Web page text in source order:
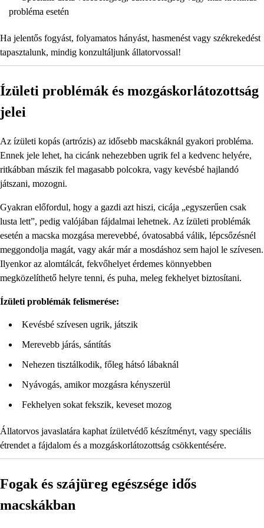
probléma esetén
Ha jelentős fogyást, folyamatos hányást, hasmenést vagy székrekedést
tapasztalunk, mindig konzultáljunk állatorvossal!
Ízületi problémák és mozgáskorlátozottság
jelei
Az ízületi kopás (artrózis) az idősebb macskáknál gyakori probléma.
Ennek jele lehet, ha cicánk nehezebben ugrik fel a kedvenc helyére,
ritkábban mászik fel magasabb polcokra, vagy kevésbé hajlandó
játszani, mozogni.
Gyakran előfordul, hogy a gazdi azt hiszi, cicája „egyszerűen csak
lusta lett”, pedig valójában fájdalmai lehetnek. Az ízületi problémák
esetén a macska mozgása merevebbé, óvatosabbá válik, lépcsőzésnél
meggondolja magát, vagy akár már a mosdáshoz sem hajol le szívesen.
Ilyenkor az alomtálcát, fekvőhelyet érdemes könnyebben
megközelíthető helyre tenni, és puha, meleg fekhelyet biztosítani.
Ízületi problémák felismerése:
Kevésbé szívesen ugrik, játszik
Merevebb járás, sántítás
Nehezen tisztálkodik, főleg hátsó lábaknál
Nyávogás, amikor mozgásra kényszerül
Fekhelyen sokat fekszik, keveset mozog
Állatorvos javaslatára kaphat ízületvédő készítményt, vagy speciális
étrendet a fájdalom és a mozgáskorlátozottság csökkentésére.
Fogak és szájüreg egészsége idős
macskákban